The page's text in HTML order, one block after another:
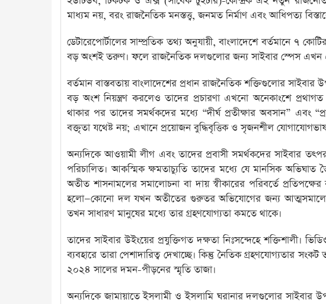
মাধ্যম নয়, বরং রাজনৈতিক মনস্তত্ত্ব, জনমত নির্মাণ এবং আধিপত্য
ডেটারেপোর্টালের সাম্প্রতিক তথ্য অনুযায়ী, বাংলাদেশে বর্তমানে ৭
বড় অংশই তরুণ। ফলে রাজনৈতিক দলগুলোর জন্য সাইবার স্পেস এখন
বর্তমান বাস্তবতায় বাংলাদেশের প্রধান রাজনৈতিক শক্তিগুলোর সাইবার
বড় অংশ নিয়ন্ত্রণ করলেও তাদের প্রচারণা এখনো অনেকাংশে
থাকার পর তাদের সমর্থকদের মধ্যে “দীর্ঘ প্রতীক্ষার অবসান” এবং
বক্তৃতা যথেষ্ট নয়; এখানে প্রয়োজন বুদ্ধিবৃত্তিক ও সৃজনশীল
অন্যদিকে আওয়ামী লীগ এবং তাদের প্রবাসী সমর্থকদের সাইবার
পরিচালিত। আকস্মিক ক্ষমতাচ্যুতি তাদের মধ্যে যে মানসিক
অতীত শাসনামলের সমালোচনা বা দায় স্বীকারের পরিবর্তে
হলো—কোনো দল যখন অতীতের গুরুতর অভিযোগের জন্য
তখন সাধারণ মানুষের মধ্যে তার গ্রহণযোগ্যতা কমতে থাকে।
তাদের সাইবার উইংয়ের প্রযুক্তিগত দক্ষতা নিঃসন্দেহে শক্তিশালী।
ব্যবহারে তারা পেশাদারিত্ব দেখাচ্ছে। কিন্তু নৈতিক গ্রহণযোগ্যতার
২০২৪ সালের দমন-পীড়নের স্মৃতি তাজা।
অন্যদিকে জামায়াতে ইসলামী ও ইসলামি ঘরানার দলগুলোর সাইবার